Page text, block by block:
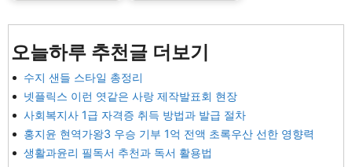
오늘하루 추천글 더보기
수지 샌들 스타일 총정리
넷플릭스 이런 엿같은 사랑 제작발표회 현장
사회복지사 1급 자격증 취득 방법과 발급 절차
홍지윤 현역가왕3 우승 기부 1억 전액 초록우산 선한 영향력
생활과윤리 필독서 추천과 독서 활용법